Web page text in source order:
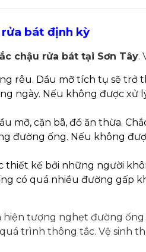
bát định kỳ
chậu rửa bát tại Sơn Tây.
rêu. Dầu mỡ tích tụ sẽ
ngày. Nếu không được
mỡ, cặn bã, đồ ăn thừa.
đường ống. Nếu không
thiết kế bởi những người
có quá nhiều đường gấp
tượng nghẹt đường
trình thông tắc. Vệ sinh